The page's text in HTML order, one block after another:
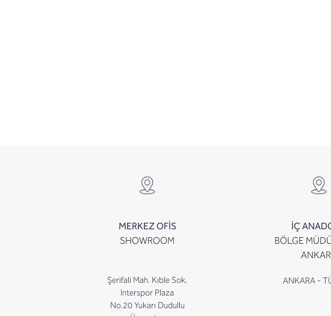
MERKEZ OFİS
SHOWROOM
Şerifali Mah. Kıble Sok.
Interspor Plaza
No.20 Yukarı Dudullu
İÇ
BÖLGE
ANKARA -